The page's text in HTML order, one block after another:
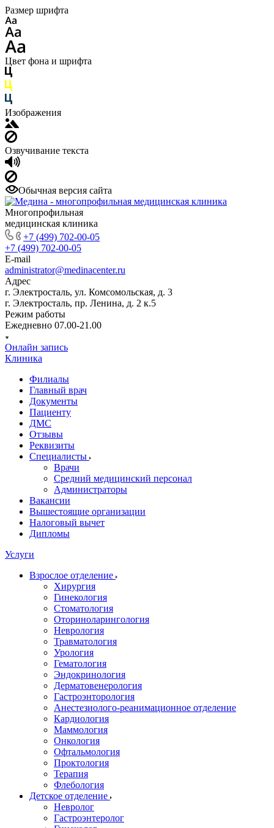
Размер шрифта
Цвет фона и шрифта
Изображения
Озвучивание текста
Обычная версия сайта
Многопрофильная
медицинская клиника
+7 (499) 702-00-05
+7 (499) 702-00-05
E-mail
administrator@medinacenter.ru
Адрес
г. Электросталь, ул. Комсомольская, д. 3
г. Электросталь, пр. Ленина, д. 2 к.5
Режим работы
Ежедневно 07.00-21.00
Онлайн запись
Клиника
Филиалы
Главный врач
Документы
Пациенту
ДМС
Отзывы
Реквизиты
Специалисты
Врачи
Средний медицинский персонал
Администраторы
Вакансии
Вышестоящие организации
Налоговый вычет
Дипломы
Услуги
Взрослое отделение
Хирургия
Гинекология
Стоматология
Оториноларингология
Неврология
Травматология
Урология
Гематология
Эндокринология
Дерматовенерология
Гастроэнторология
Анестезиолого-реанимационное отделение
Кардиология
Маммология
Онкология
Офтальмология
Проктология
Терапия
Флебология
Детское отделение
Невролог
Гастроэнтеролог